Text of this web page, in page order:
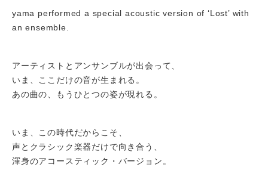
yama performed a special acoustic version of ‘Lost’ with
an ensemble.
アーティストとアンサンブルが出会って、
いま、ここだけの音が生まれる。
あの曲の、もうひとつの姿が現れる。
いま、この時代だからこそ、
声とクラシック楽器だけで向き合う、
渾身のアコースティック・バージョン。